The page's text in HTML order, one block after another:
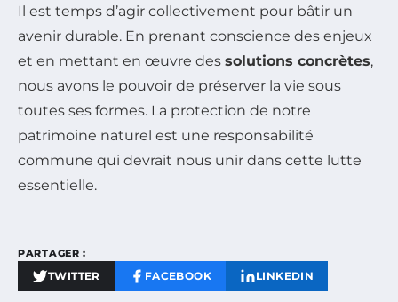
Il est temps d’agir collectivement pour bâtir un
avenir durable. En prenant conscience des enjeux
et en mettant en œuvre des solutions concrètes,
nous avons le pouvoir de préserver la vie sous
toutes ses formes. La protection de notre
patrimoine naturel est une responsabilité
commune qui devrait nous unir dans cette lutte
essentielle.
PARTAGER :
TWITTER FACEBOOK LINKEDIN